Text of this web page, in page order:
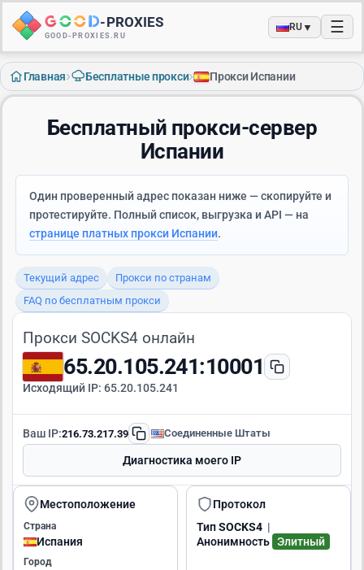
-PROXIES
GOOD-PROXIES.RU
RU▼ ☰
Главная› Бесплатные прокси› Прокси Испании
Бесплатный прокси-сервер
Испании
Один проверенный адрес показан ниже — скопируйте и
протестируйте. Полный список, выгрузка и API — на
странице платных прокси Испании.
Текущий адрес
Прокси по странам
FAQ по бесплатным прокси
Прокси SOCKS4 онлайн
65.20.105.241:10001
Исходящий IP: 65.20.105.241
Ваш IP:216.73.217.39 Соединенные Штаты
Диагностика моего IP
Местоположение
Страна
Испания
Город
Протокол
ТипSOCKS4 |
Анонимность Элитный